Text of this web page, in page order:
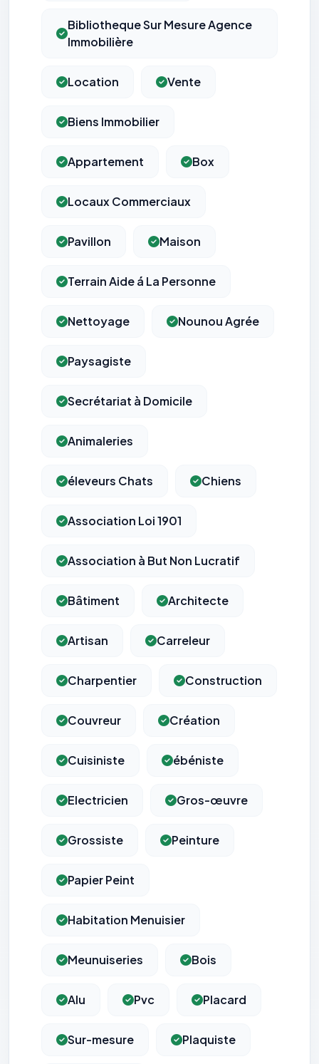
Bibliotheque Sur Mesure Agence
Immobilière
Location Vente
Biens Immobilier
Appartement Box
Locaux Commerciaux
Pavillon Maison
Terrain Aide á La Personne
Nettoyage Nounou Agrée
Paysagiste
Secrétariat à Domicile
Animaleries
éleveurs Chats Chiens
Association Loi 1901
Association à But Non Lucratif
Bâtiment Architecte
Artisan Carreleur
Charpentier Construction
Couvreur Création
Cuisiniste ébéniste
Electricien Gros-œuvre
Grossiste Peinture
Papier Peint
Habitation Menuisier
Meunuiseries Bois
Alu Pvc Placard
Sur-mesure Plaquiste